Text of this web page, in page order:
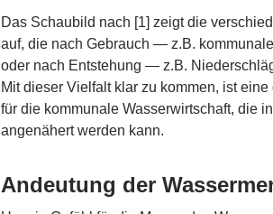
Das Schaubild nach [1] zeigt die
auf, die nach Gebrauch — z.B.
oder nach Entstehung — z.B.
Mit dieser Vielfalt klar zu kommen, ist
für die kommunale Wasserwirtschaft, die
angenähert werden kann.
Andeutung der